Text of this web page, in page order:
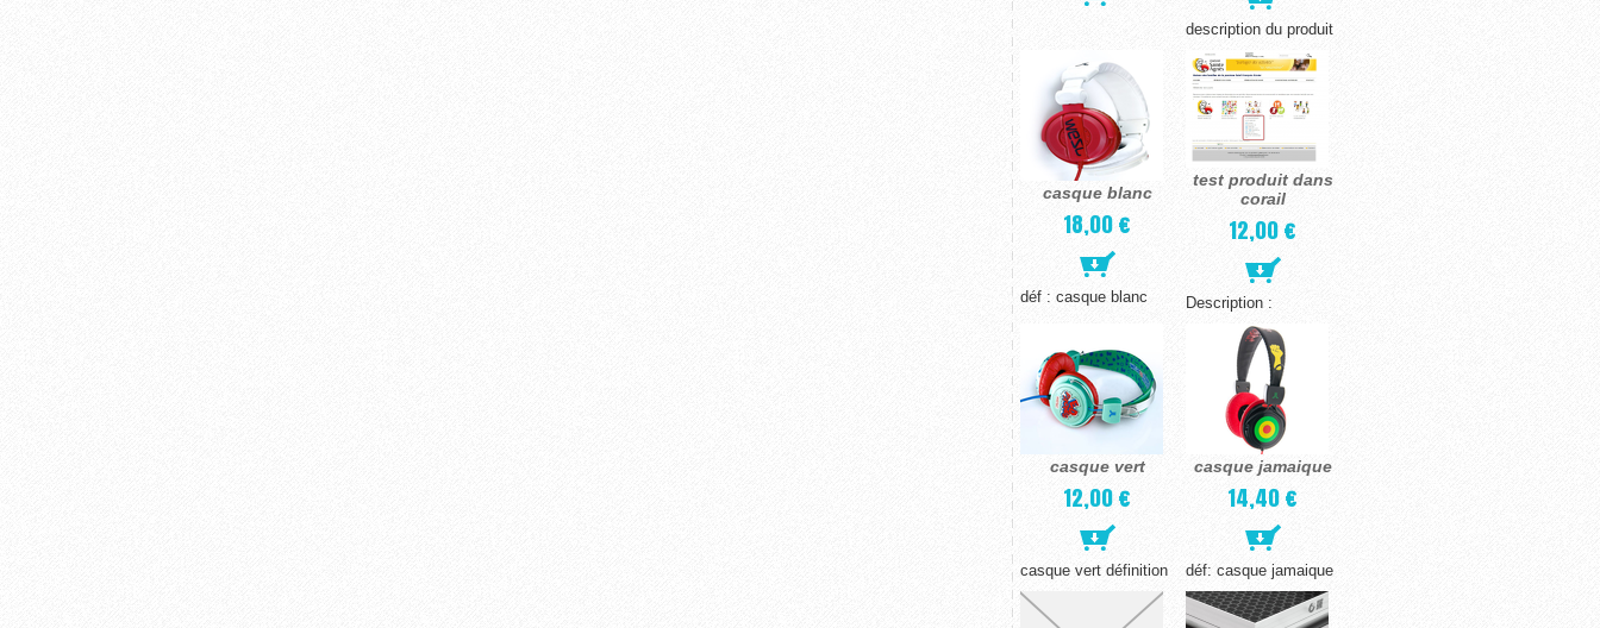
description du produit
casque blanc
18,00 €
déf : casque blanc
test produit dans
corail
12,00 €
Description :
casque vert
12,00 €
casque vert définition
casque jamaique
14,40 €
déf: casque jamaique